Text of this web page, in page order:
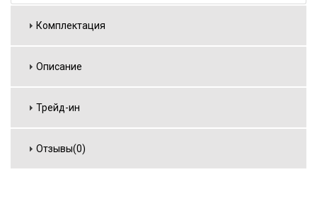
Комплектация
Описание
Трейд-ин
Отзывы(0)